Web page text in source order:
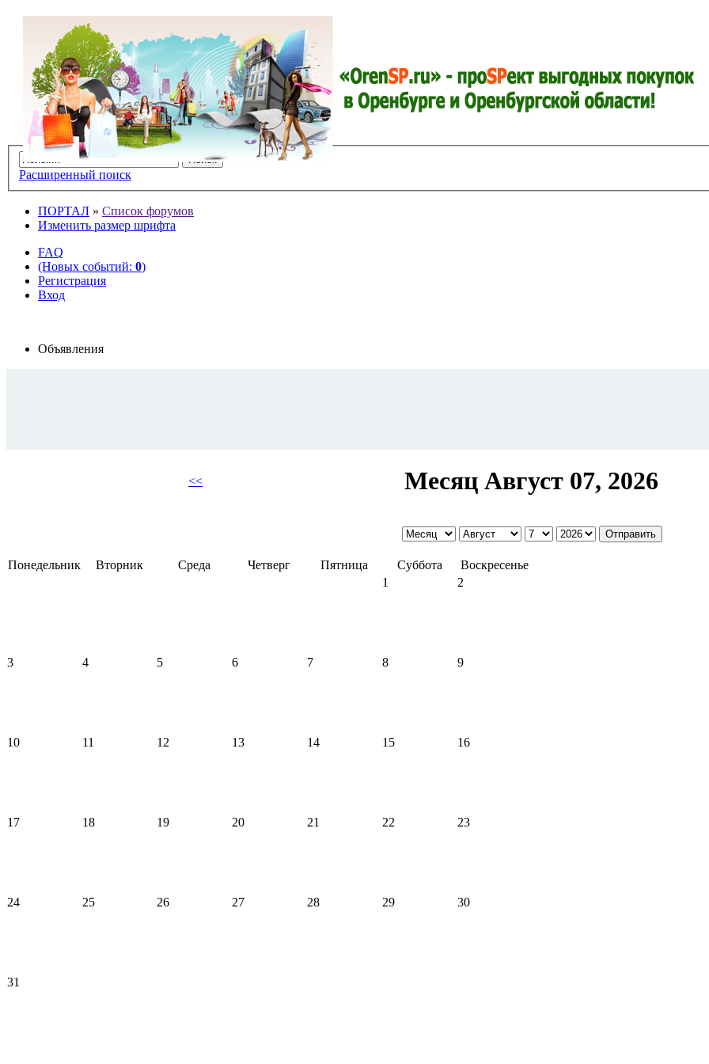
Расширенный поиск
ПОРТАЛ » Список форумов
Изменить размер шрифта
FAQ
(Новых событий: 0)
Регистрация
Вход
Объявления
<< Месяц Август 07, 2026
Понедельник Вторник Среда Четверг Пятница Суббота
Воскресенье
1
2
3 4 5 6 7 8 9
10 11 12 13 14 15 16
17 18 19 20 21 22 23
24 25 26 27 28 29 30
31